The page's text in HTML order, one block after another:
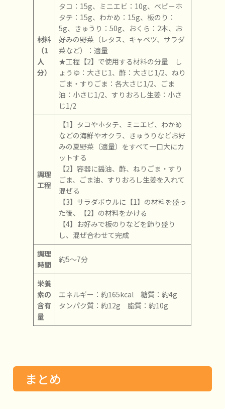
材料
（1
人
分）
タコ：15g、ミニエビ：10g、ベビーホ
タテ：15g、わかめ：15g、板のり：
5g、きゅうり：50g、おくら：2本、お
好みの野菜（レタス、キャベツ、サラダ
菜など）：適量
★工程【2】で使用する材料の分量 し
ょうゆ：大さじ1、酢：大さじ1/2、ねり
ごま・すりごま：各大さじ1/2、ごま
油：小さじ1/2、すりおろし生姜：小さ
じ1/2
調理
工程
【1】タコやホタテ、ミニエビ、わかめ
などの海鮮やオクラ、きゅうりなどお好
みの夏野菜（適量）をすべて一口大にカ
ットする
【2】容器に醤油、酢、ねりごま・すり
ごま、ごま油、すりおろし生姜を入れて
混ぜる
【3】サラダボウルに【1】の材料を盛っ
た後、【2】の材料をかける
【4】お好みで板のりなどを飾り盛り
し、混ぜ合わせて完成
調理
時間
約5～7分
栄養
素の
含有
量
エネルギー：約165kcal 糖質：約4g
タンパク質：約12g 脂質：約10g
まとめ